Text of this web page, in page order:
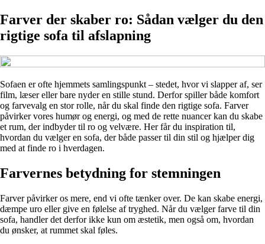
Farver der skaber ro: Sådan vælger du den
rigtige sofa til afslapning
Sofaen er ofte hjemmets samlingspunkt – stedet, hvor vi slapper af, ser
film, læser eller bare nyder en stille stund. Derfor spiller både komfort
og farvevalg en stor rolle, når du skal finde den rigtige sofa. Farver
påvirker vores humør og energi, og med de rette nuancer kan du skabe
et rum, der indbyder til ro og velvære. Her får du inspiration til,
hvordan du vælger en sofa, der både passer til din stil og hjælper dig
med at finde ro i hverdagen.
Farvernes betydning for stemningen
Farver påvirker os mere, end vi ofte tænker over. De kan skabe energi,
dæmpe uro eller give en følelse af tryghed. Når du vælger farve til din
sofa, handler det derfor ikke kun om æstetik, men også om, hvordan
du ønsker, at rummet skal føles.